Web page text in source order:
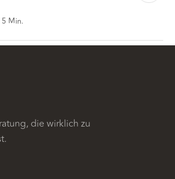
5 Min.
die wirklich zu